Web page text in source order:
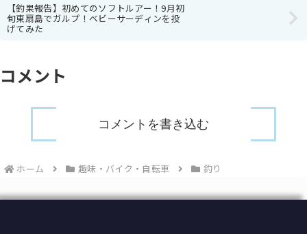
【釣果報告】初めてのソフトルアー！9月初
旬東扇島でガルプ！ベビーサーディンを投
げてみた
コメント
コメントを書き込む
ホーム 趣味・バイク・自転車 釣り